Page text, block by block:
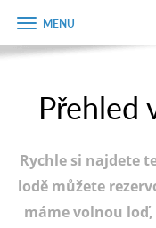
Úvodní strana
Plán plavby
Tipy na výlet
Zobrazit
menu
Přehled
Rychle si najdete
lodě můžete
máme volnou
Objednávka
dárkového
Jméno
Telefon